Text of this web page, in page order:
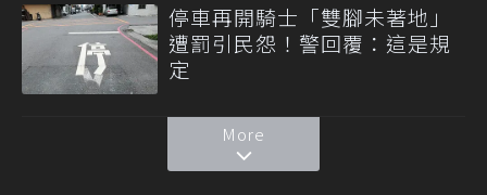
停車再開騎士「雙腳未著地」
遭罰引民怨！警回覆：這是規
定
More